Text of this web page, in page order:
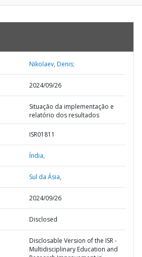
Nikolaev, Denis;
2024/09/26
Situação da implementação e
relatório dos resultados
ISR01811
Índia,
Sul da Ásia,
2024/09/26
Disclosed
Disclosable Version of the ISR -
Multidisciplinary Education and